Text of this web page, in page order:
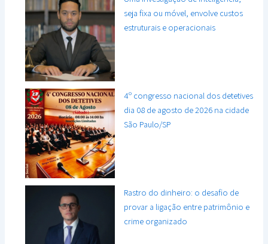
seja fixa ou móvel, envolve custos
estruturais e operacionais
4º congresso nacional dos detetives
dia 08 de agosto de 2026 na cidade
São Paulo/SP
Rastro do dinheiro: o desafio de
provar a ligação entre patrimônio e
crime organizado